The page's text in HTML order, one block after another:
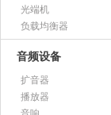
光端机
负载均衡器
音频设备
扩音器
播放器